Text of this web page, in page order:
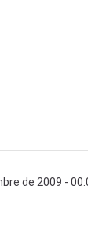
de 2009 -